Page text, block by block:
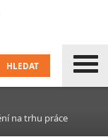
na trhu práce